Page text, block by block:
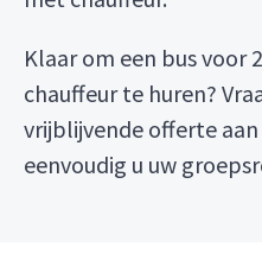
Klaar om een bus voor
chauffeur te huren?
vrijblijvende offerte
eenvoudig u uw